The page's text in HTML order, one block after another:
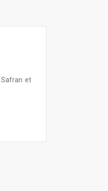
Safran et